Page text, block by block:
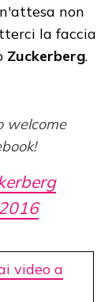
non
la faccia
Zuckerberg.
welcome
video a